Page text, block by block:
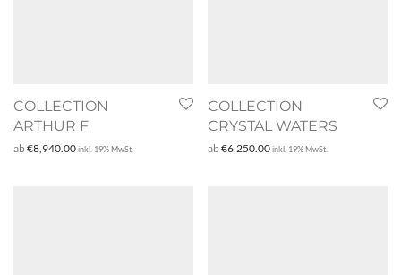
COLLECTION
ARTHUR F
ab€8,940.00inkl. 19% MwSt.
COLLECTION
CRYSTAL WATERS
ab€6,250.00inkl. 19% MwSt.